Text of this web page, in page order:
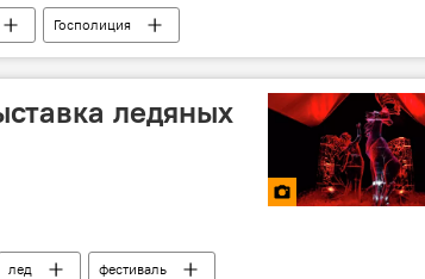
Госполиция
ледяных
лед фестиваль